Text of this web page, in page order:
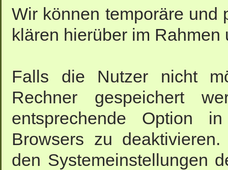
Wir können temporäre und
klären hierüber im
Falls die Nutzer nicht
Rechner gespeichert
entsprechende Option
Browsers zu
den Systemeinstellungen